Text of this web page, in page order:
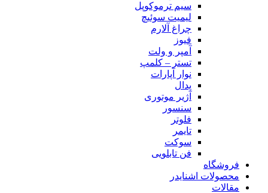
سیم ترموکوپل
لیمیت سوئیچ
چراغ آلارم
فیوز
آمپر و ولت
تستر – کلمپ
نوار آپارات
پدال
آژیر موتوری
سنسور
فلوتر
تایمر
سوکت
فن تابلویی
فروشگاه
محصولات اشنایدر
مقالات